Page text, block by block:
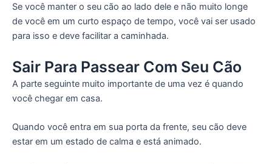
Se você manter o seu cão ao lado dele e não muito longe
de você em um curto espaço de tempo, você vai ser usado
para isso e deve facilitar a caminhada.
Sair Para Passear Com Seu Cão
A parte seguinte muito importante de uma vez é quando
você chegar em casa.
Quando você entra em sua porta da frente, seu cão deve
estar em um estado de calma e está animado.